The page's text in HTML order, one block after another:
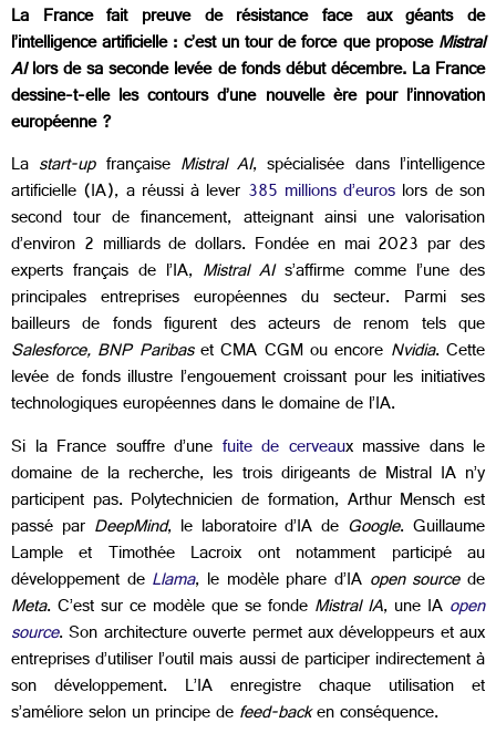
La France fait preuve de résistance face aux géants de
l’intelligence artificielle : c’est un tour de force que proposeMistral
AIlors de sa seconde levée de fonds début décembre. La France
dessine-t-elle les contours d’une nouvelle ère pour l’innovation
européenne ?
La start-upfrançaise Mistral AI, spécialisée dans l’intelligence
artificielle (IA), a réussi à lever 385 millions d’euros lors de son
second tour de financement, atteignant ainsi une valorisation
d’environ 2 milliards de dollars. Fondée en mai 2023 par des
experts français de l’IA, Mistral AI s’affirme comme l’une des
principales entreprises européennes du secteur. Parmi ses
bailleurs de fonds figurent des acteurs de renom tels que
Salesforce, BNP Paribaset CMA CGM ou encore Nvidia. Cette
levée de fonds illustre l’engouement croissant pour les initiatives
technologiques européennes dans le domaine de l’IA.
Si la France souffre d’une fuite de cerveaux massive dans le
domaine de la recherche, les trois dirigeants de Mistral IA n’y
participent pas. Polytechnicien de formation, Arthur Mensch est
passé par DeepMind, le laboratoire d’IA de Google. Guillaume
Lample et Timothée Lacroix ont notamment participé au
développement de Llama, le modèle phare d’IA open sourcede
Meta. C’est sur ce modèle que se fonde Mistral IA, une IA open
source. Son architecture ouverte permet aux développeurs et aux
entreprises d’utiliser l’outil mais aussi de participer indirectement à
son développement. L’IA enregistre chaque utilisation et
s’améliore selon un principe defeed-backen conséquence.